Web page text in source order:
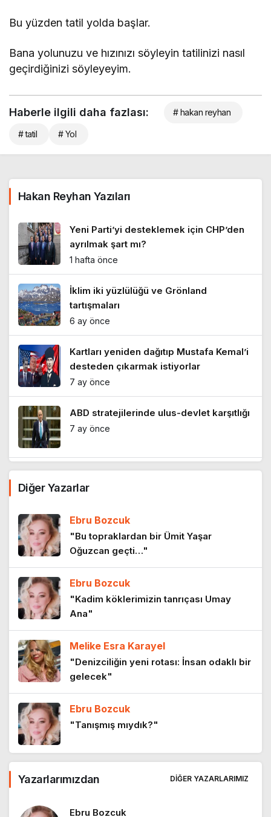
Bu yüzden tatil yolda başlar.
Bana yolunuzu ve hızınızı söyleyin tatilinizi nasıl
geçirdiğinizi söyleyeyim.
Haberle ilgili daha fazlası: # hakan reyhan
# tatil # Yol
Hakan Reyhan Yazıları
Yeni Parti’yi desteklemek için CHP’den
ayrılmak şart mı?
1 hafta önce
İklim iki yüzlülüğü ve Grönland
tartışmaları
6 ay önce
Kartları yeniden dağıtıp Mustafa Kemal’i
desteden çıkarmak istiyorlar
7 ay önce
ABD stratejilerinde ulus-devlet karşıtlığı
7 ay önce
Atatürk: Kuramsalcı bir siyasal düşünür
9 ay önce
Cumhuriyet teorisi
9 ay önce
Doğu, Batı, Oryantalizm ve Goethe
10 ay önce
Anayasa’nın ilk dört maddesi
11 ay önce
İklim yasası, adil geçiş ve sendikalar
Diğer Yazarlar
Ebru Bozcuk
"Bu topraklardan bir Ümit Yaşar
Oğuzcan geçti…"
Ebru Bozcuk
"Kadim köklerimizin tanrıçası Umay
Ana"
Melike Esra Karayel
"Denizciliğin yeni rotası: İnsan odaklı bir
gelecek"
Ebru Bozcuk
"Tanışmış mıydık?"
"Bir sabah ilüzyonu…"
Yazarlarımızdan DIĞER YAZARLARIMIZ
Ebru Bozcuk